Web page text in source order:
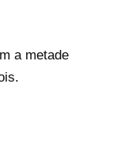
a metade